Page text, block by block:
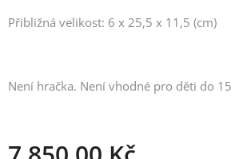
Přibližná velikost: 6 x 25,5 x 11,5 (cm)
Není hračka. Není vhodné pro děti do